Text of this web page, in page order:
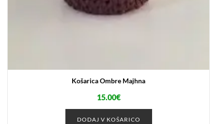
Košarica Ombre Majhna
15.00€
DODAJ V KOŠARICO